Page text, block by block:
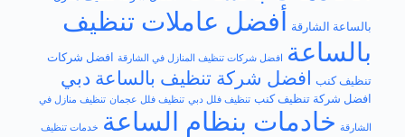
بالساعة الشارقة
أفضل عاملات تنظيف
بالساعة
افضل شركات تنظيف المنازل في الشارقة
افضل شركات
تنظيف كنب
افضل شركة تنظيف بالساعة دبي
افضل​ شركة تنظيف كنب تنظيف فلل دبي تنظيف فلل عجمان تنظيف منازل في
الشارقة خادمات بنظام الساعة
خدمات تنظيف